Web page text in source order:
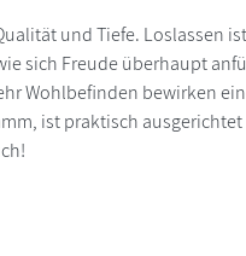
und Tiefe. Loslassen
sich Freude überhaupt
Wohlbefinden bewirken
ist praktisch